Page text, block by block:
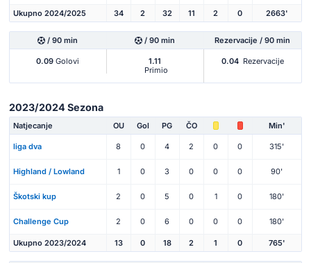
Ukupno 2024/2025 34 2 32 11 2 0 2663'
/ 90 min / 90 min Rezervacije / 90 min
0.09 Golovi
1.11
Primio
0.04 Rezervacije
2023/2024 Sezona
Natjecanje OU Gol PG ČO Min'
liga dva 8 0 4 2 0 0 315'
Highland / Lowland 1 0 3 0 0 0 90'
Škotski kup 2 0 5 0 1 0 180'
Challenge Cup 2 0 6 0 0 0 180'
Ukupno 2023/2024 13 0 18 2 1 0 765'